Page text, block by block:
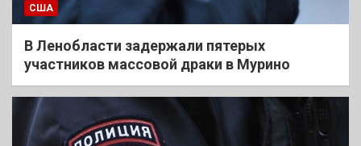
США
В Ленобласти задержали пятерых
участников массовой драки в Мурино